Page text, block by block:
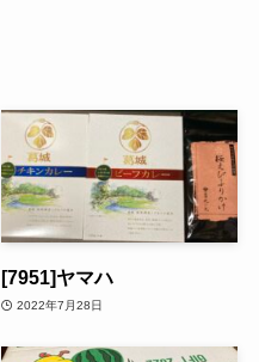
[7951]ヤマハ
2022年7月28日